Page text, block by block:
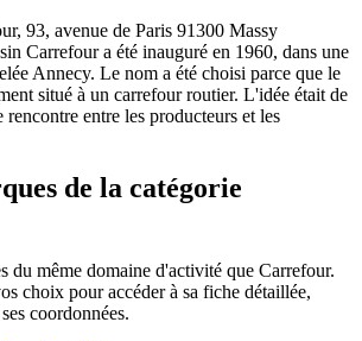
93, avenue de Paris 91300 Massy
Carrefour a été inauguré en 1960, dans une
Annecy. Le nom a été choisi parce que le
situé à un carrefour routier. L'idée était de
entre les producteurs et les
de la catégorie
du même domaine d'activité que Carrefour.
choix pour accéder à sa fiche détaillée,
coordonnées.